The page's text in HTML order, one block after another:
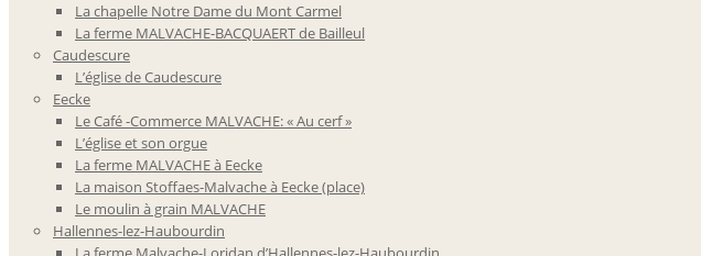
La chapelle Notre Dame du Mont Carmel
La ferme MALVACHE-BACQUAERT de Bailleul
Caudescure
L’église de Caudescure
Eecke
Le Café -Commerce MALVACHE: « Au cerf »
L’église et son orgue
La ferme MALVACHE à Eecke
La maison Stoffaes-Malvache à Eecke (place)
Le moulin à grain MALVACHE
Hallennes-lez-Haubourdin